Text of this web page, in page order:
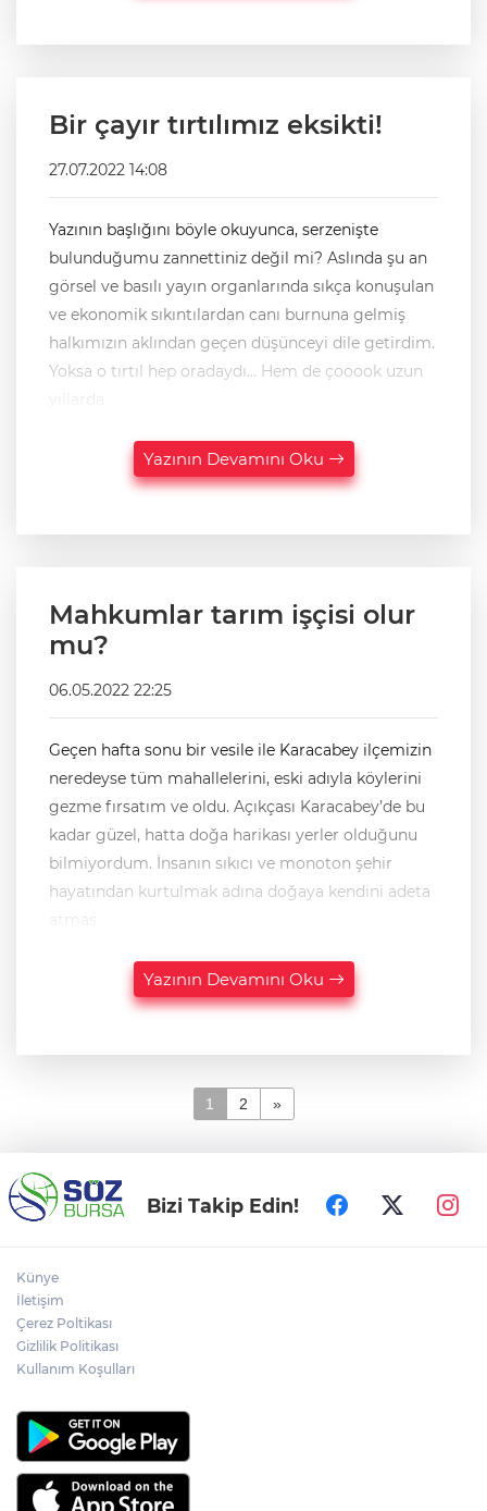
Bir çayır tırtılımız eksikti!
27.07.2022 14:08
Yazının başlığını böyle okuyunca, serzenişte
bulunduğumu zannettiniz değil mi? Aslında şu an
görsel ve basılı yayın organlarında sıkça konuşulan
ve ekonomik sıkıntılardan canı burnuna gelmiş
halkımızın aklından geçen düşünceyi dile getirdim.
Yoksa o tırtıl hep oradaydı… Hem de çooook uzun
yıllarda
Yazının Devamını Oku
Mahkumlar tarım işçisi olur
mu?
06.05.2022 22:25
Geçen hafta sonu bir vesile ile Karacabey ilçemizin
neredeyse tüm mahallelerini, eski adıyla köylerini
gezme fırsatım ve oldu. Açıkçası Karacabey’de bu
kadar güzel, hatta doğa harikası yerler olduğunu
bilmiyordum. İnsanın sıkıcı ve monoton şehir
hayatından kurtulmak adına doğaya kendini adeta
Yazının Devamını Oku
1 2 »
Bizi Takip Edin!
Künye
İletişim
Çerez Poltikası
Gizlilik Politikası
Kullanım Koşulları